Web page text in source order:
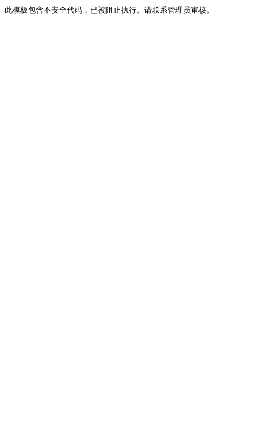
此模板包含不安全代码，已被阻止执行。请联系管理员审核。